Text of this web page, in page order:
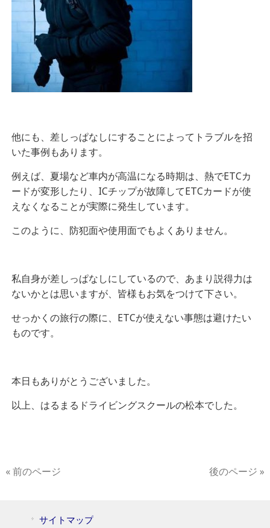
他にも、差しっぱなしにすることによってトラブルを招
いた事例もあります。
例えば、夏場など車内が高温になる時期は、熱でETCカ
ードが変形したり、ICチップが故障してETCカードが使
えなくなることが実際に発生しています。
このように、防犯面や使用面でもよくありません。
私自身が差しっぱなしにしているので、あまり説得力は
ないかとは思いますが、皆様もお気をつけて下さい。
せっかくの旅行の際に、ETCが使えない事態は避けたい
ものです。
本日もありがとうございました。
以上、はるまるドライビングスクールの松本でした。
« 前のページ 後のページ »
サイトマップ